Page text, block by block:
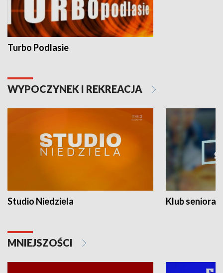
Turbo Podlasie
WYPOCZYNEK I REKREACJA
Studio Niedziela Klub seniora
MNIEJSZOŚCI